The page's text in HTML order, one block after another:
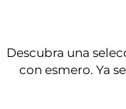
Descubra una
con esmero. Ya